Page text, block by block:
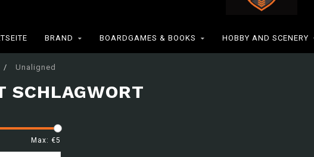
BRAND BOARDGAMES & BOOKS HOBBY AND SCENERY
/ Unaligned
SCHLAGWORT
Max: €5